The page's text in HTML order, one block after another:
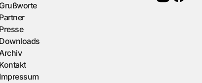
Grußworte
Partner
Presse
Downloads
Kontakt
Impressum